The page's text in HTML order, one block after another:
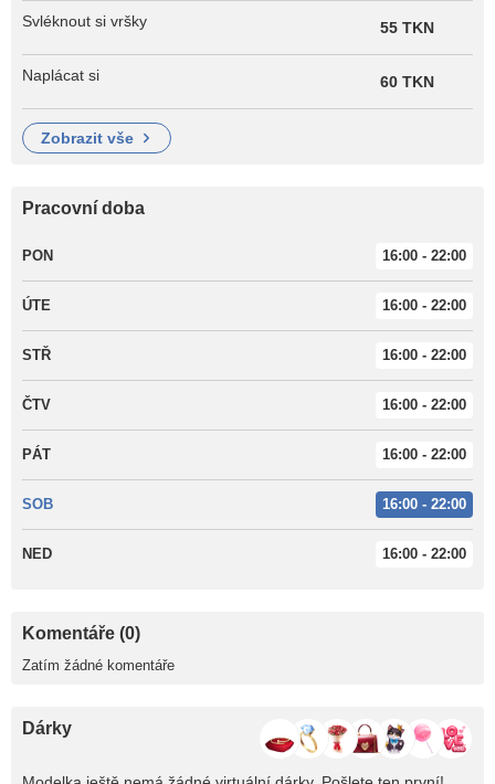
Svléknout si vršky 55 TKN
Naplácat si 60 TKN
zobrazit vše
Pracovní doba
PON 16:00 - 22:00
ÚTE 16:00 - 22:00
STŘ 16:00 - 22:00
ČTV 16:00 - 22:00
PÁT 16:00 - 22:00
SOB 16:00 - 22:00
NED 16:00 - 22:00
Komentáře (0)
Zatím žádné komentáře
Dárky